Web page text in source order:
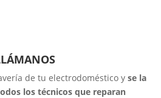
de tu electrodoméstico y se la
los técnicos que reparan